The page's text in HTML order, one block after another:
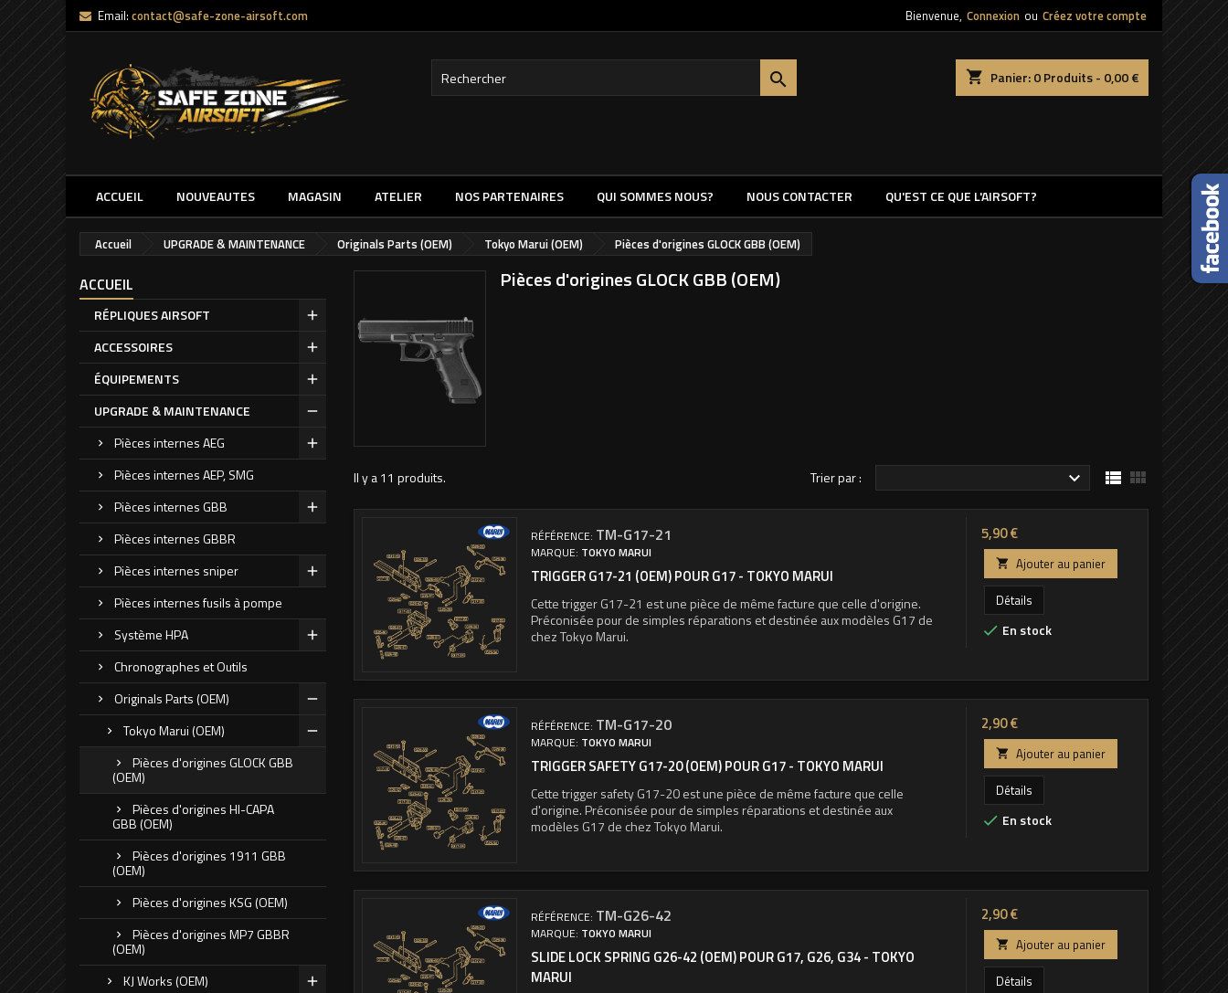
Email: contact@safe-zone-airsoft.com Bienvenue, Connexion ou Créez votre compte
shopping_cart Panier:0Produits - 0,00 €

ACCUEIL NOUVEAUTES MAGASIN ATELIER NOS PARTENAIRES QUI SOMMES NOUS? NOUS CONTACTER QU'EST CE QUE L'AIRSOFT?
Accueil UPGRADE & MAINTENANCE Originals Parts (OEM) Tokyo Marui (OEM) Pièces d'origines GLOCK GBB (OEM)
ACCUEIL
RÉPLIQUES AIRSOFT
ACCESSOIRES
ÉQUIPEMENTS
UPGRADE & MAINTENANCE
Pièces internes AEG
Pièces internes AEP, SMG
Pièces internes GBB
Pièces internes GBBR
Pièces internes sniper
Pièces internes fusils à pompe
Système HPA
Chronographes et Outils
Originals Parts (OEM)
Tokyo Marui (OEM)
Pièces d'origines GLOCK GBB
(OEM)
Pièces d'origines HI-CAPA
GBB (OEM)
Pièces d'origines 1911 GBB
(OEM)
Pièces d'origines KSG (OEM)
Pièces d'origines MP7 GBBR
(OEM)
KJ Works (OEM)
Pièces d'origines GLOCK GBB (OEM)
Il y a 11 produits. Trier par :   
RÉFÉRENCE: TM-G17-21
MARQUE: TOKYO MARUI
TRIGGER G17-21 (OEM) POUR G17 - TOKYO MARUI
Cette trigger G17-21 est une pièce de même facture que celle d'origine.
Préconisée pour de simples réparations et destinée aux modèles G17 de
chez Tokyo Marui.
Prix
5,90 €

Ajouter au panier
Détails
 En stock
RÉFÉRENCE: TM-G17-20
MARQUE: TOKYO MARUI
TRIGGER SAFETY G17-20 (OEM) POUR G17 - TOKYO MARUI
Cette trigger safety G17-20 est une pièce de même facture que celle
d'origine. Préconisée pour de simples réparations et destinée aux
modèles G17 de chez Tokyo Marui.
Prix
2,90 €

Ajouter au panier
Détails
 En stock
RÉFÉRENCE: TM-G26-42
MARQUE: TOKYO MARUI
SLIDE LOCK SPRING G26-42 (OEM) POUR G17, G26, G34 - TOKYO
MARUI
Prix
2,90 €

Ajouter au panier
Détails